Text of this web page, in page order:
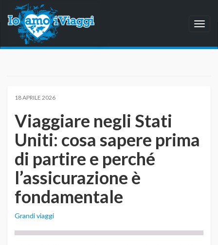
18 APRILE 2026
Viaggiare negli Stati
Uniti: cosa sapere prima
di partire e perché
l’assicurazione è
fondamentale
Grandi viaggi